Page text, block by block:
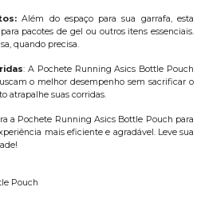
Além do espaço para sua garrafa, esta
pacotes de gel ou outros itens essenciais.
quando precisa.
: A Pochete Running Asics Bottle Pouch
o melhor desempenho sem sacrificar o
atrapalhe suas corridas.
a Pochete Running Asics Bottle Pouch para
mais eficiente e agradável. Leve sua
Pouch